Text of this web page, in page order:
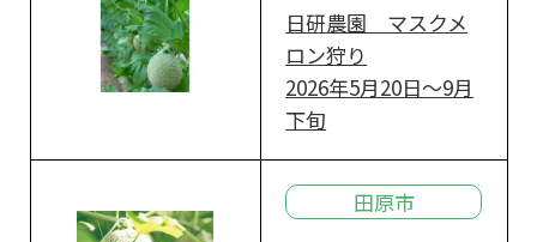
日研農園 マスクメ
ロン狩り
2026年5月20日～9月
下旬
田原市